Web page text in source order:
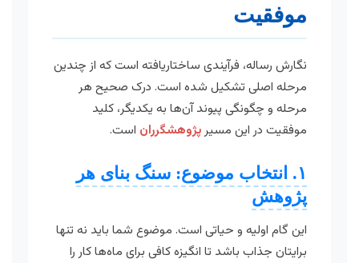
موفقیت
نگارش رساله، فرآیندی ساختاریافته است که از چندین
مرحله اصلی تشکیل شده است. درک صحیح هر
مرحله و چگونگی پیوند آن‌ها به یکدیگر، کلید
موفقیت در این مسیرپژوهشگرران است.
۱. انتخاب موضوع: سنگ بنای هر
پژوهش
این گام اولیه و حیاتی است. موضوع شما باید نه تنها
برایتان جذاب باشد تا انگیزه کافی برای ماه‌ها کار را